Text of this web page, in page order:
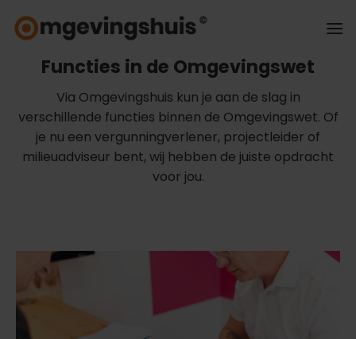
naar
Functies in de Omgevingswet
Via Omgevingshuis kun je aan de slag in
verschillende functies binnen de Omgevingswet. Of
je nu een vergunningverlener, projectleider of
milieuadviseur bent, wij hebben de juiste opdracht
voor jou.